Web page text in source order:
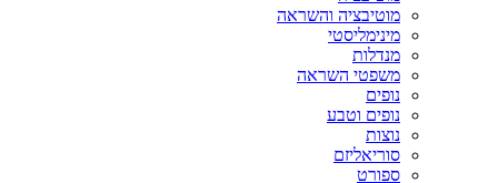
מוטיבציה והשראה
מינימליסטי
מנדלות
משפטי השראה
נופים
נופים וטבע
נוצות
סוריאליזם
ספורט